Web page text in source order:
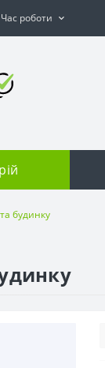
Час роботи
будинку